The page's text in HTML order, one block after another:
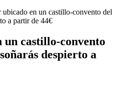
ubicado en un castillo-convento del
a partir de 44€
un castillo-convento
despierto a